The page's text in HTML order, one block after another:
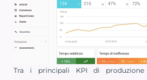
Tra i principali KPI di